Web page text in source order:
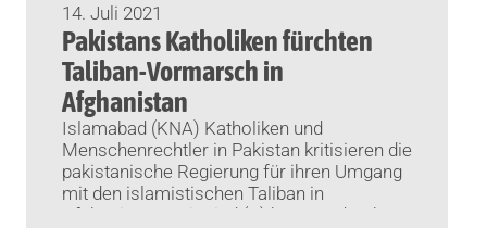
14. Juli 2021
Pakistans Katholiken fürchten
Taliban-Vormarsch in
Afghanistan
Islamabad (KNA) Katholiken und
Menschenrechtler in Pakistan kritisieren die
pakistanische Regierung für ihren Umgang
mit den islamistischen Taliban in
Afghanistan. „Wir sind (…) besorgt darüber,